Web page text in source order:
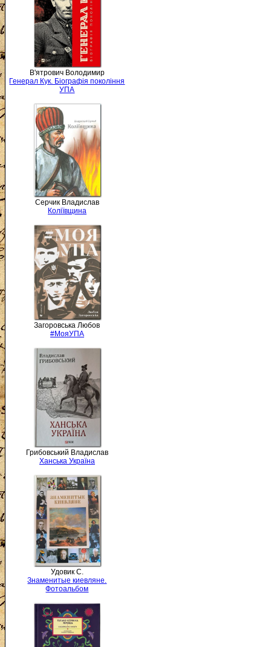
В'ятрович Володимир
Генерал Кук. Біографія покоління
УПА
Серчик Владислав
Коліївщина
Загоровська Любов
#МояУПА
Грибовський Владислав
Ханська Україна
Удовик С.
Знаменитые киевляне.
Фотоальбом